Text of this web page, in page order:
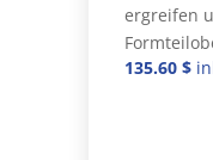
ergreifen
135.60 $